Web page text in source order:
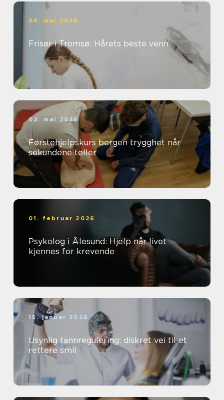
04. mai 2026
Frisør i Tromsø: Hårets beste venn
02. mai 2026
Førstehjelpskurs bergen trygghet når
sekundene teller
01. februar 2026
Psykolog i Ålesund: Hjelp når livet
kjennes for krevende
15. januar 2026
Usynlig tannregulering: diskret vei til et
rettere smil